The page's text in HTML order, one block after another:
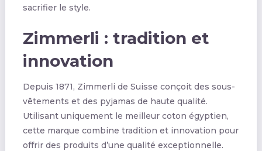
sacrifier le style.
Zimmerli : tradition et
innovation
Depuis 1871, Zimmerli de Suisse conçoit des sous-
vêtements et des pyjamas de haute qualité.
Utilisant uniquement le meilleur coton égyptien,
cette marque combine tradition et innovation pour
offrir des produits d’une qualité exceptionnelle.